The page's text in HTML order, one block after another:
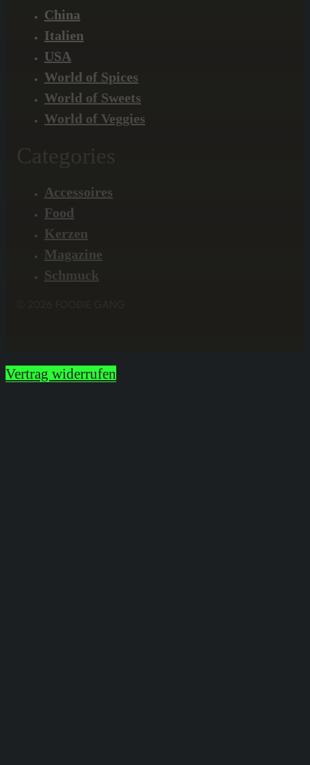
China
Italien
USA
World of Spices
World of Sweets
World of Veggies
Categories
Accessoires
Food
Kerzen
Magazine
Schmuck
Vertrag widerrufen